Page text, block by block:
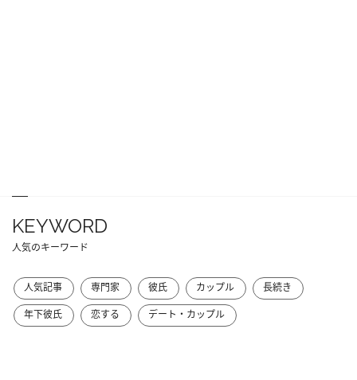
KEYWORD
人気のキーワード
人気記事 専門家 彼氏 カップル
長続き
年下彼氏
恋する デート・カップル